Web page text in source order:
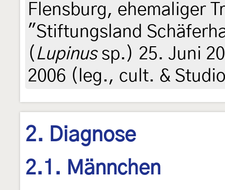
Flensburg, ehemaliger
"Stiftungsland
( Lupinussp.) 25. Juni
2006 (leg., cult. &
2. Diagnose
2.1. Männchen